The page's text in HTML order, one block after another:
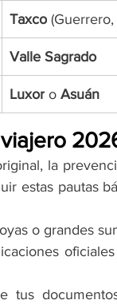
Taxco
Valle Sagrado
Luxor o Asuán
la
estas pautas
o grandes
tus